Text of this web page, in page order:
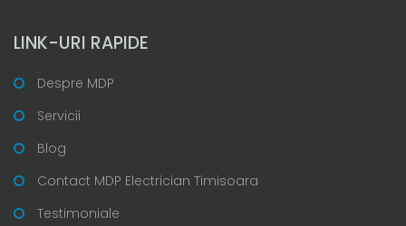
LINK-URI RAPIDE
Despre MDP
Servicii
Blog
Contact MDP Electrician Timisoara
Testimoniale